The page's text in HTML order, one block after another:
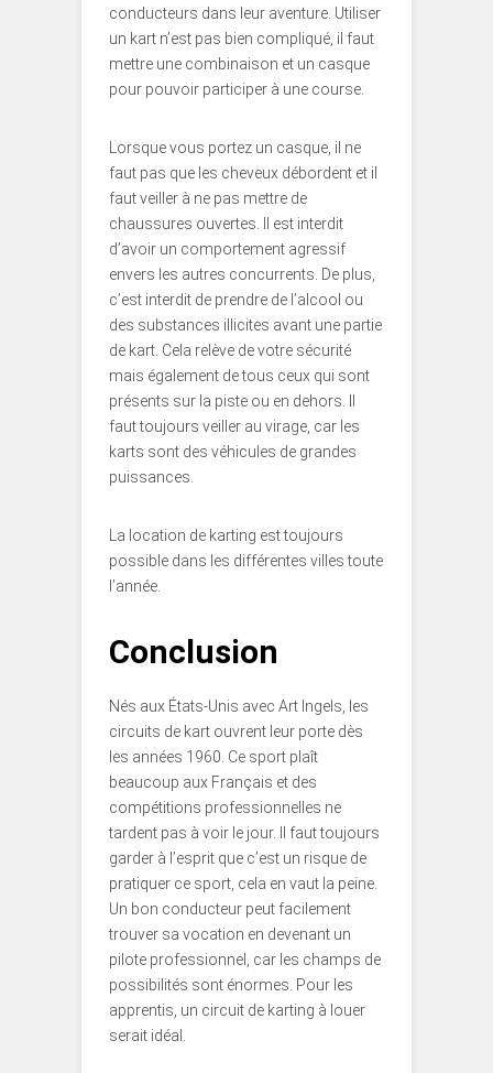
conducteurs dans leur aventure. Utiliser
un kart n’est pas bien compliqué, il faut
mettre une combinaison et un casque
pour pouvoir participer à une course.
Lorsque vous portez un casque, il ne
faut pas que les cheveux débordent et il
faut veiller à ne pas mettre de
chaussures ouvertes. Il est interdit
d’avoir un comportement agressif
envers les autres concurrents. De plus,
c’est interdit de prendre de l’alcool ou
des substances illicites avant une partie
de kart. Cela relève de votre sécurité
mais également de tous ceux qui sont
présents sur la piste ou en dehors. Il
faut toujours veiller au virage, car les
karts sont des véhicules de grandes
puissances.
La location de karting est toujours
possible dans les différentes villes toute
l’année.
Conclusion
Nés aux États-Unis avec Art Ingels, les
circuits de kart ouvrent leur porte dès
les années 1960. Ce sport plaît
beaucoup aux Français et des
compétitions professionnelles ne
tardent pas à voir le jour. Il faut toujours
garder à l’esprit que c’est un risque de
pratiquer ce sport, cela en vaut la peine.
Un bon conducteur peut facilement
trouver sa vocation en devenant un
pilote professionnel, car les champs de
possibilités sont énormes. Pour les
apprentis, un circuit de karting à louer
serait idéal.